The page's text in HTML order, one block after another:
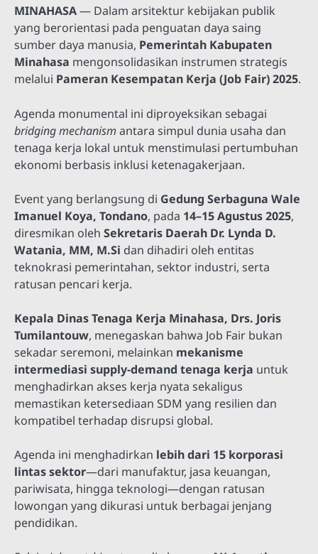
MINAHASA— Dalam arsitektur kebijakan publik
yang berorientasi pada penguatan daya saing
sumber daya manusia, Pemerintah Kabupaten
Minahasa mengonsolidasikan instrumen strategis
melalui Pameran Kesempatan Kerja (Job Fair) 2025.
Agenda monumental ini diproyeksikan sebagai
bridging mechanismantara simpul dunia usaha dan
tenaga kerja lokal untuk menstimulasi pertumbuhan
ekonomi berbasis inklusi ketenagakerjaan.
Event yang berlangsung di Gedung Serbaguna Wale
Imanuel Koya, Tondano, pada 14–15 Agustus 2025,
diresmikan oleh Sekretaris Daerah Dr. Lynda D.
Watania, MM, M.Si dan dihadiri oleh entitas
teknokrasi pemerintahan, sektor industri, serta
ratusan pencari kerja.
Kepala Dinas Tenaga Kerja Minahasa, Drs. Joris
Tumilantouw, menegaskan bahwa Job Fair bukan
sekadar seremoni, melainkan mekanisme
intermediasi supply-demand tenaga kerja untuk
menghadirkan akses kerja nyata sekaligus
memastikan ketersediaan SDM yang resilien dan
kompatibel terhadap disrupsi global.
Agenda ini menghadirkan lebih dari 15 korporasi
lintas sektor—dari manufaktur, jasa keuangan,
pariwisata, hingga teknologi—dengan ratusan
lowongan yang dikurasi untuk berbagai jenjang
pendidikan.